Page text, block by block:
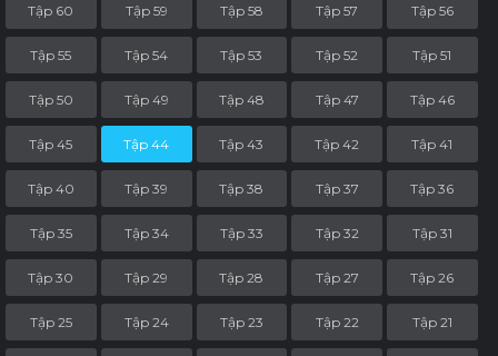
Tập 60 Tập 59 Tập 58 Tập 57 Tập 56
Tập 55 Tập 54 Tập 53 Tập 52 Tập 51
Tập 50 Tập 49 Tập 48 Tập 47 Tập 46
Tập 45 Tập 44 Tập 43 Tập 42 Tập 41
Tập 40 Tập 39 Tập 38 Tập 37 Tập 36
Tập 35 Tập 34 Tập 33 Tập 32 Tập 31
Tập 30 Tập 29 Tập 28 Tập 27 Tập 26
Tập 25 Tập 24 Tập 23 Tập 22 Tập 21